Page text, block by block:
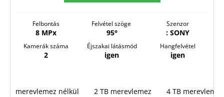
Felbontás
8 MPx
Felvétel szöge
95°
Szenzor
: SONY
Kamerák száma
2
Éjszakai látásmód
igen
Hangfelvétel
igen
merevlemez nélkül 2 TB merevlemez 4 TB merevlemez